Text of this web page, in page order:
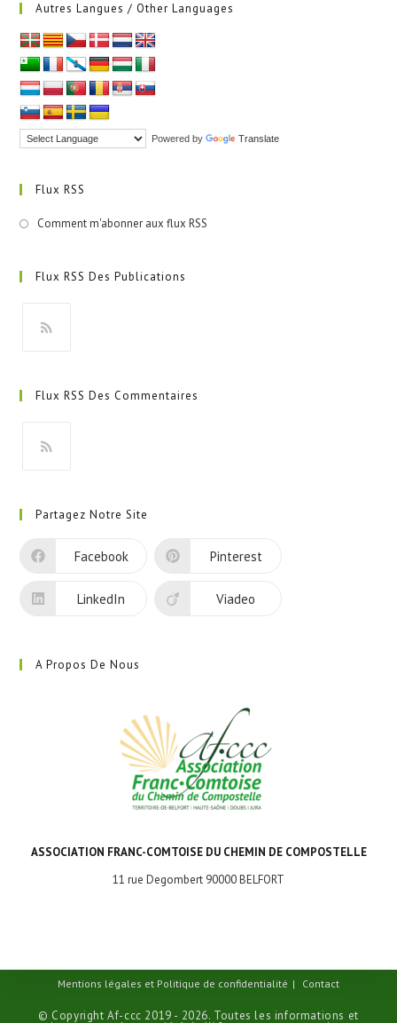
Autres Langues / Other Languages
Powered by Translate
Flux RSS
Comment m'abonner aux flux RSS
Flux RSS Des Publications
un
onglet
Flux RSS Des Commentaires
un
nouvel
Partagez Notre Site
Facebook Pinterest
LinkedIn Viadeo
A Propos De Nous
ASSOCIATION FRANC-COMTOISE DU CHEMIN DE COMPOSTELLE
11 rue Degombert 90000 BELFORT
Mentions légales et Politique de confidentialité Contact
© Copyright Af-ccc 2019 - 2026. Toutes les informations et